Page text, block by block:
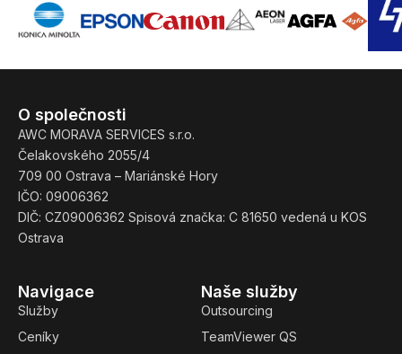
Naše služby
Outsourcing
TeamViewer QS
Navigace
Služby
Ceníky
O společnosti
AWC MORAVA SERVICES s.r.o.
Čelakovského 2055/4
709 00 Ostrava – Mariánské Hory
IČO: 09006362
DIČ: CZ09006362 Spisová značka: C 81650 vedená u KOS
Ostrava